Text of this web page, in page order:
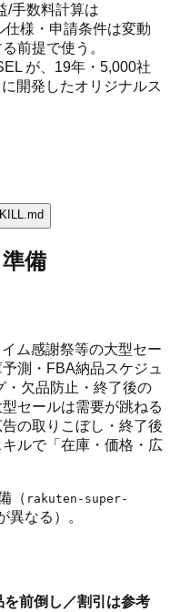
/手数料計算は
仕様・申請条件は変動
前提で使う。
が、19年・5,000社
開発したオリジナルス
備
ム感謝祭等の大型セー
測・FBA納品スケジュ
・欠品防止・終了後の
セールは需要が跳ねる
の取りこぼし・終了後
ルで「在庫・価格・広
（ rakuten-super-
異なる）。
を前倒し／割引は参考